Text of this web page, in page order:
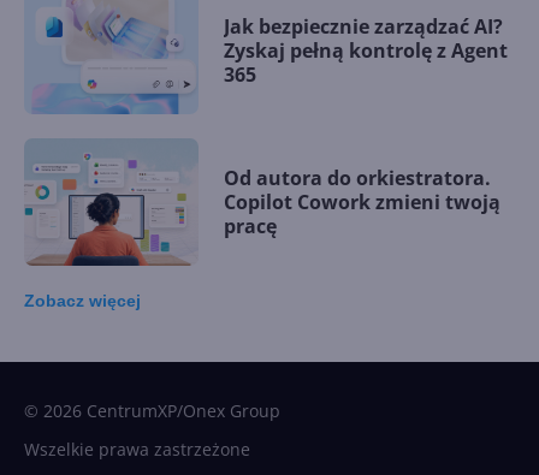
Jak bezpiecznie zarządzać AI?
Zyskaj pełną kontrolę z Agent
365
Od autora do orkiestratora.
Copilot Cowork zmieni twoją
pracę
Zobacz więcej
© 2026 CentrumXP/Onex Group
Wszelkie prawa zastrzeżone